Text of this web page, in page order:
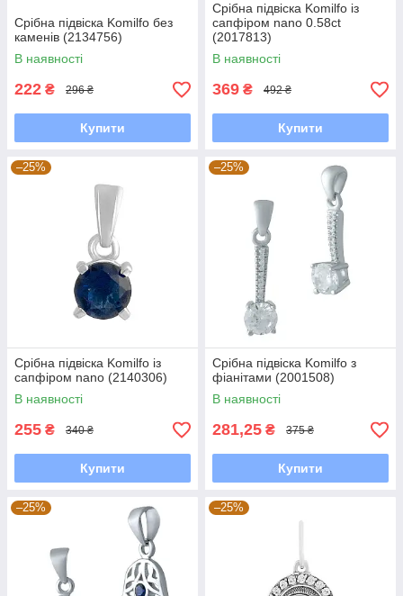
Срібна підвіска Komilfo без
каменів (2134756)
В наявності
222 ₴ 296 ₴
Купити
Срібна підвіска Komilfo із
сапфіром nano 0.58ct
(2017813)
В наявності
369 ₴ 492 ₴
Купити
–25%
Срібна підвіска Komilfo із
сапфіром nano (2140306)
В наявності
255 ₴ 340 ₴
Купити
–25%
Срібна підвіска Komilfo з
фіанітами (2001508)
В наявності
281,25 ₴ 375 ₴
Купити
–25% –25%